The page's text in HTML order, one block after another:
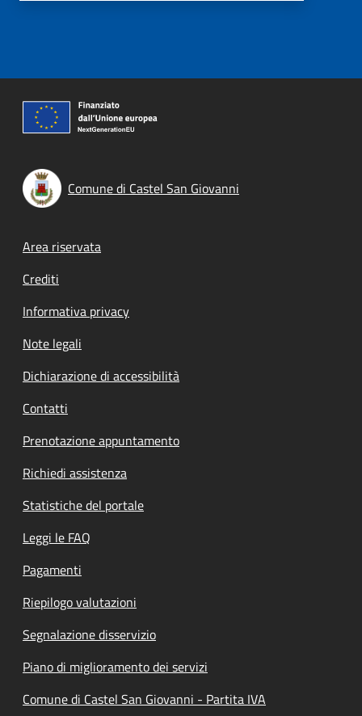
Comune di Castel San Giovanni
Footer menu
Area riservata
Crediti
Informativa privacy
Note legali
Dichiarazione di accessibilità
Contatti
Prenotazione appuntamento
Richiedi assistenza
Statistiche del portale
Leggi le FAQ
Pagamenti
Riepilogo valutazioni
Segnalazione disservizio
Piano di miglioramento dei servizi
Comune di Castel San Giovanni - Partita IVA